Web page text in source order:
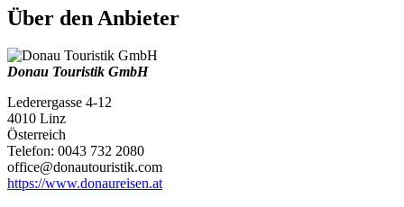
Über den Anbieter
Donau Touristik GmbH
Lederergasse 4-12
4010 Linz
Österreich
Telefon: 0043 732 2080
office@donautouristik.com
https://www.donaureisen.at